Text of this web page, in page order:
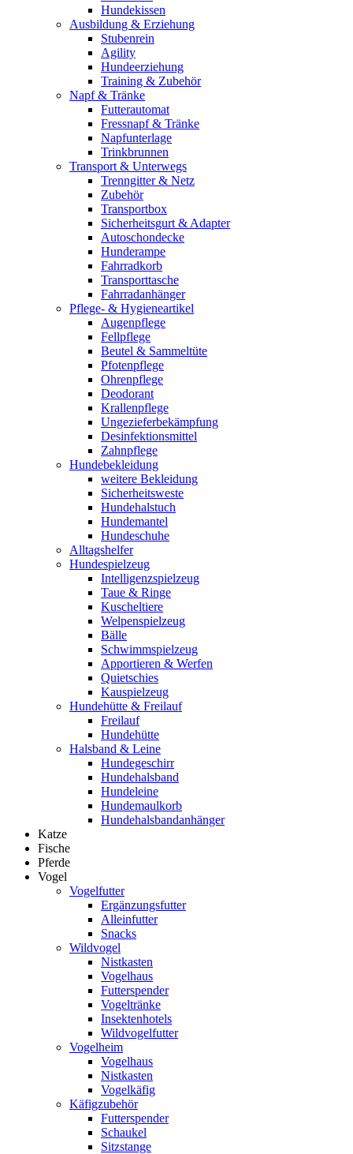
Hundekissen
Ausbildung & Erziehung
Stubenrein
Agility
Hundeerziehung
Training & Zubehör
Napf & Tränke
Futterautomat
Fressnapf & Tränke
Napfunterlage
Trinkbrunnen
Transport & Unterwegs
Trenngitter & Netz
Zubehör
Transportbox
Sicherheitsgurt & Adapter
Autoschondecke
Hunderampe
Fahrradkorb
Transporttasche
Fahrradanhänger
Pflege- & Hygieneartikel
Augenpflege
Fellpflege
Beutel & Sammeltüte
Pfotenpflege
Ohrenpflege
Deodorant
Krallenpflege
Ungezieferbekämpfung
Desinfektionsmittel
Zahnpflege
Hundebekleidung
weitere Bekleidung
Sicherheitsweste
Hundehalstuch
Hundemantel
Hundeschuhe
Alltagshelfer
Hundespielzeug
Intelligenzspielzeug
Taue & Ringe
Kuscheltiere
Welpenspielzeug
Bälle
Schwimmspielzeug
Apportieren & Werfen
Quietschies
Kauspielzeug
Hundehütte & Freilauf
Freilauf
Hundehütte
Halsband & Leine
Hundegeschirr
Hundehalsband
Hundeleine
Hundemaulkorb
Hundehalsbandanhänger
Katze
Fische
Pferde
Vogel
Vogelfutter
Ergänzungsfutter
Alleinfutter
Snacks
Wildvogel
Nistkasten
Vogelhaus
Futterspender
Vogeltränke
Insektenhotels
Wildvogelfutter
Vogelheim
Vogelhaus
Nistkasten
Vogelkäfig
Käfigzubehör
Futterspender
Schaukel
Sitzstange